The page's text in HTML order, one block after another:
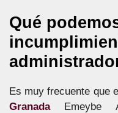
Qué
Es muy frecuente que
GranadaEmeybe